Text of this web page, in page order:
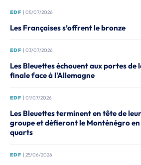
EDF | 05/07/2026
Les Françaises s’offrent le bronze
EDF | 03/07/2026
Les Bleuettes échouent aux portes de
finale face à l'Allemagne
EDF | 01/07/2026
Les Bleuettes terminent en tête de leur
groupe et défieront le Monténégro en
quarts
EDF | 25/06/2026